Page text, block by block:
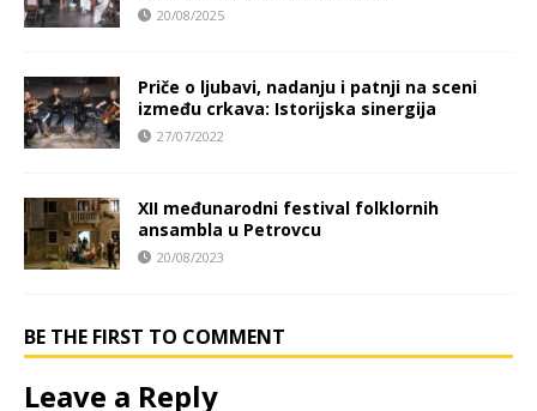
20/08/2025
Priče o ljubavi, nadanju i patnji na sceni
između crkava: Istorijska sinergija
27/07/2022
XII međunarodni festival folklornih
ansambla u Petrovcu
20/08/2023
BE THE FIRST TO COMMENT
Leave a Reply